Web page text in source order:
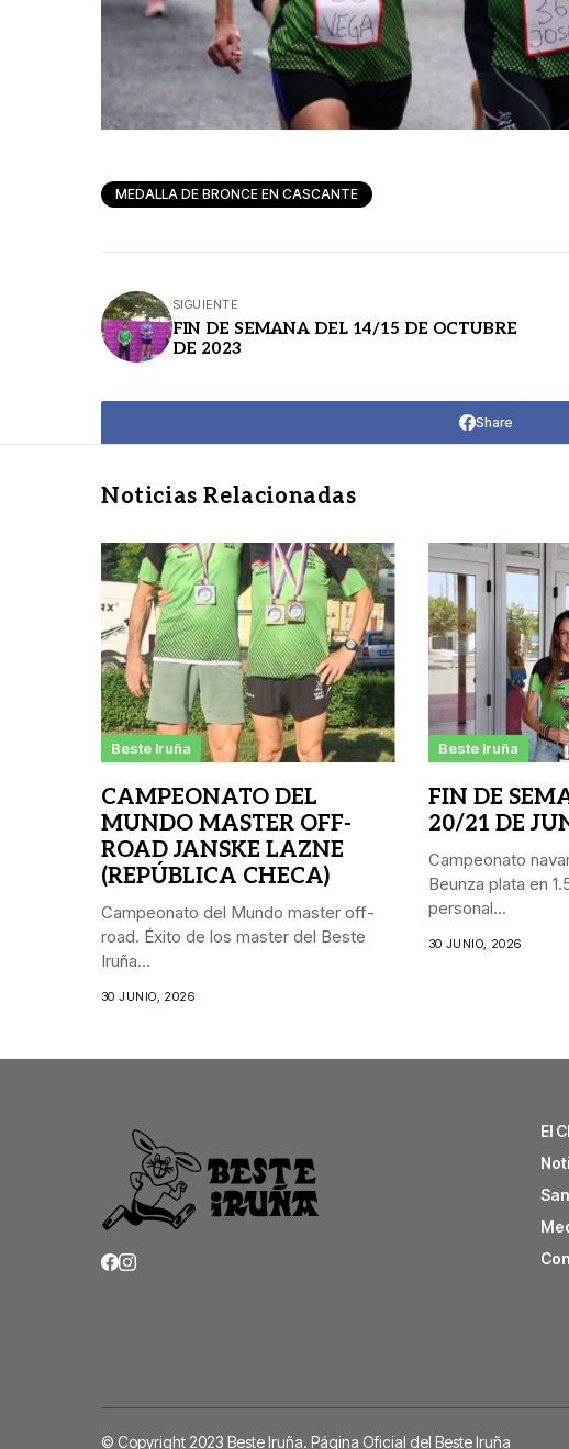
MEDALLA DE BRONCE EN CASCANTE
SIGUIENTE
FIN DE SEMANA DEL 14/15 DE OCTUBRE
DE 2023
Share
Noticias Relacionadas
Beste Iruña
CAMPEONATO DEL
MUNDO MASTER OFF-
ROAD JANSKE LAZNE
(REPÚBLICA CHECA)
Campeonato del Mundo master off-
road. Éxito de los master del Beste
Iruña...
30 JUNIO, 2026
Beste Iruña
FIN DE
20/21 DE
Campeonato
Beunza plata en
personal...
30 JUNIO, 2026
El
© Copyright 2023 Beste Iruña. Página Oficial del Beste Iruña